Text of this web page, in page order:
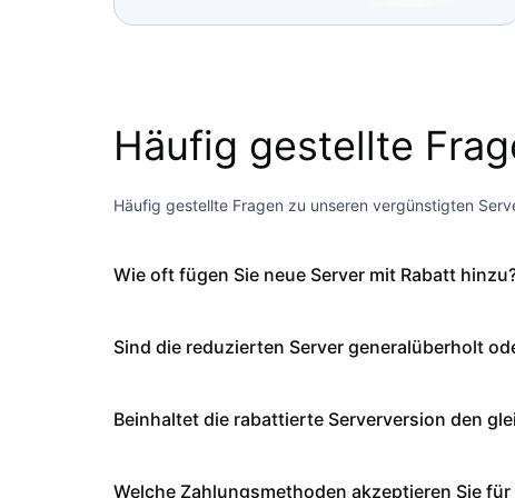
Häufig gestellte
Häufig gestellte Fragen zu unseren vergünstigten
Wie oft fügen Sie neue Server mit Rabatt
Sind die reduzierten Server generalüberholt
Beinhaltet die rabattierte Serverversion den
Welche Zahlungsmethoden akzeptieren Sie